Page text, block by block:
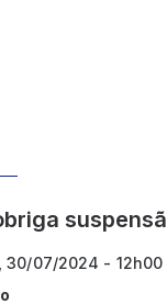
30/07/2024 - 12h00